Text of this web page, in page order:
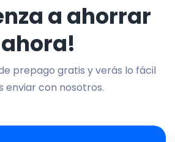
a ahorrar
ahora!
prepago gratis y verás lo fácil
enviar con nosotros.